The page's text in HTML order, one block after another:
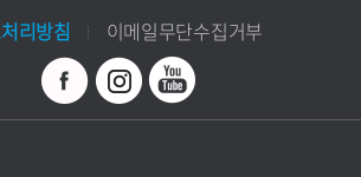
리방침 이메일무단수집거부